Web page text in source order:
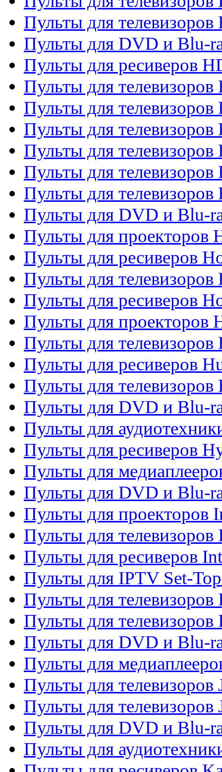
Пульты для телевизоров
Пульты для DVD и Blu-
Пульты для ресиверов
Пульты для
Пульты для телевизоров
Пульты для телевизоров
Пульты для телевизоров
Пульты для телевизоров
Пульты для телевизоров
Пульты для DVD и Blu-
Пульты для проекторов
Пульты для ресиверов
Пульты для
Пульты для ресиверов
Пульты для проекторов
Пульты для телевизоров
Пульты для ресиверов
Пульты для
Пульты для DVD и Blu-
Пульты для
Пульты для ресиверов
Пульты для
Пульты для DVD и Blu-
Пульты для проекторов
Пульты для
Пульты для ресиверов
Пульты для IPTV Set-
Пульты для телевизоров
Пульты для телевизоров
Пульты для DVD и Blu-
Пульты для
Пульты для телевизоров
Пульты для телевизоров
Пульты для DVD и Blu-
Пульты для